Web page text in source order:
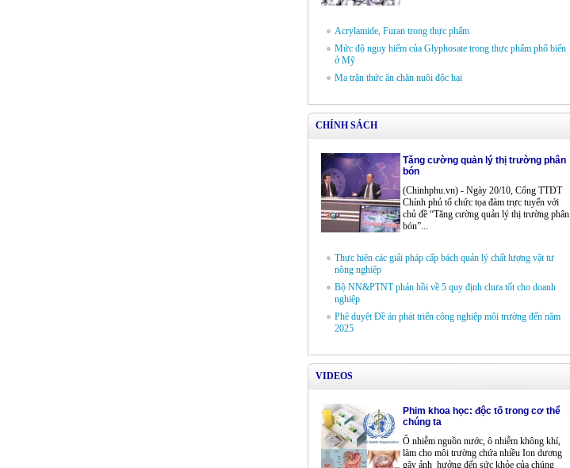
Acrylamide, Furan trong thực phẩm
Mức độ nguy hiểm của Glyphosate trong thực phẩm phổ biến
ở Mỹ
Ma trận thức ăn chăn nuôi độc hại
CHÍNH SÁCH
Tăng cường quản lý thị trường phân
bón
(Chinhphu.vn) - Ngày 20/10, Cổng TTĐT
Chính phủ tổ chức tọa đàm trực tuyến với
chủ đề “Tăng cường quản lý thị trường phân
bón”...
Thực hiện các giải pháp cấp bách quản lý chất lượng vật tư
nông nghiệp
Bộ NN&PTNT phản hồi về 5 quy định chưa tốt cho doanh
nghiệp
Phê duyệt Ðề án phát triển công nghiệp môi trường đến năm
2025
VIDEOS
Phim khoa học: độc tố trong cơ thể
chúng ta
Ô nhiễm nguồn nước, ô nhiễm không khí,
làm cho môi trường chứa nhiều Ion dương
gây ảnh hưởng đến sức khỏe của chúng